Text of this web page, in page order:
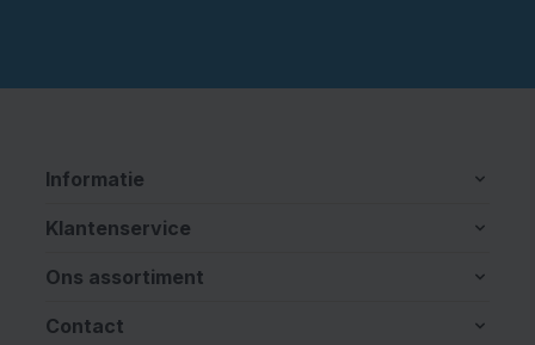
Informatie
Klantenservice
Ons assortiment
Contact